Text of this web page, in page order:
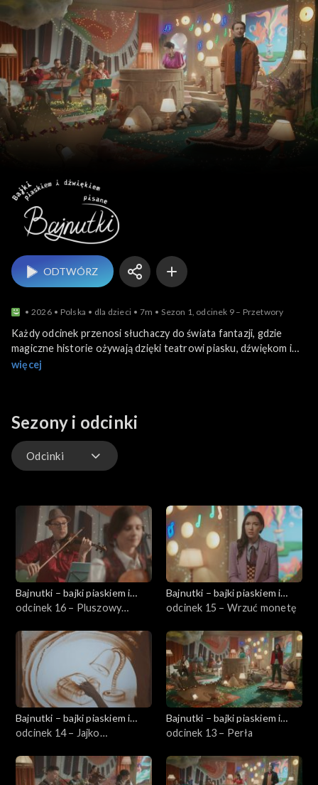
ODTWÓRZ
2026 Polska dla dzieci 7m Sezon 1, odcinek 9 – Przetwory
Każdy odcinek przenosi słuchaczy do świata fantazji, gdzie
magiczne historie ożywają dzięki teatrowi piasku, dźwiękom i
melodiom.
więcej
Sezony i odcinki
Odcinki
Bajnutki – bajki piaskiem i
dźwiękiem pisane
odcinek 16 – Pluszowy
Bajnutki – bajki piaskiem i
dźwiękiem pisane
odcinek 15 – Wrzuć monetę
Bajnutki – bajki piaskiem i
dźwiękiem pisane
odcinek 14 – Jajko
Bajnutki – bajki piaskiem i
dźwiękiem pisane
odcinek 13 – Perła